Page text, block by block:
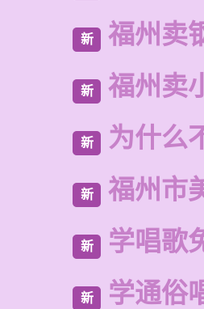
新 福州卖
新 福州卖
新 为什么
新 福州市
新 学唱歌
新 学通俗